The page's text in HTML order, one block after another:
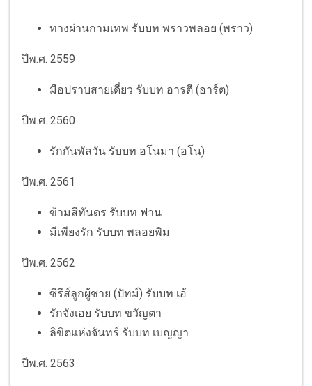
ทางผ่านกามเทพ รับบท พราวพลอย​ (พราว)​
ปีพ.ศ. 2559
มือปราบสายเดี่ยว รับบท อารตี (อาร์ต)
ปีพ.ศ. 2560
รักกันพัลวัน รับบท อโนมา (อโน)
ปีพ.ศ. 2561
ข้ามสีทันดร รับบท ฟาน
มีเพียงรัก รับบท พลอยพิม
ปีพ.ศ. 2562
ซีรีส์ลูกผู้ชาย (ปัทม์) รับบท เอ้
รักจังเอย รับบท ขวัญตา
ลิขิตแห่งจันทร์ รับบท เบญญา
ปีพ.ศ. 2563